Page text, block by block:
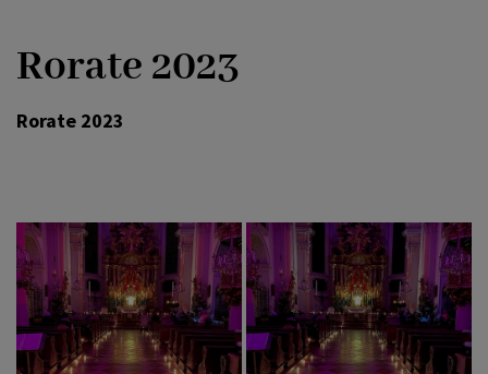
PFARRE & GRUPPEN
ANGEBOTE & SERVICE
ICH MÖCHTE...
Rorate 2023
Rorate 2023